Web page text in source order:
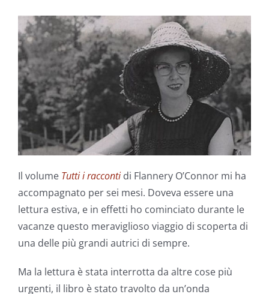
Il volume Tutti i raccontidi Flannery O’Connor mi ha
accompagnato per sei mesi. Doveva essere una
lettura estiva, e in effetti ho cominciato durante le
vacanze questo meraviglioso viaggio di scoperta di
una delle più grandi autrici di sempre.
Ma la lettura è stata interrotta da altre cose più
urgenti, il libro è stato travolto da un’onda